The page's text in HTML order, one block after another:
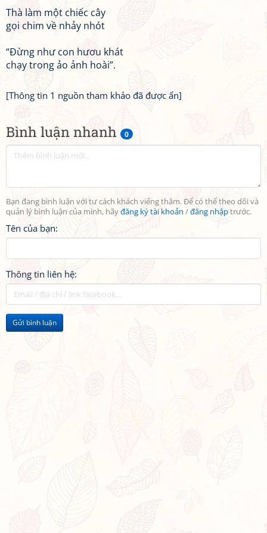
Bình luận nhanh 0
Bạn đang bình luận với tư cách khách viếng thăm. Để có thể theo dõi và
quản lý bình luận của mình, hãyđăng ký tài khoản /đăng nhậptrước.
Tên của bạn:
Thông tin liên hệ:
Gửi bình luận
Thà làm một chiếc cây
gọi chim về nhảy nhót
“Đừng như con hươu khát
chạy trong ảo ảnh hoài”.
[Thông tin 1 nguồn tham khảo đã được ẩn]